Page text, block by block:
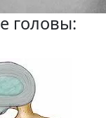
головы: